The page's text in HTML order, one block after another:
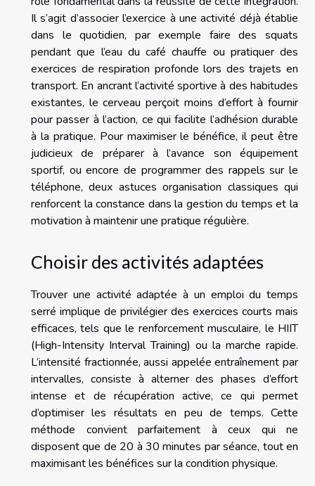
Il s’agit d’associer l’exercice à une activité déjà établie
dans le quotidien, par exemple faire des squats
pendant que l’eau du café chauffe ou pratiquer des
exercices de respiration profonde lors des trajets en
transport. En ancrant l’activité sportive à des habitudes
existantes, le cerveau perçoit moins d’effort à fournir
pour passer à l’action, ce qui facilite l’adhésion durable
à la pratique. Pour maximiser le bénéfice, il peut être
judicieux de préparer à l’avance son équipement
sportif, ou encore de programmer des rappels sur le
téléphone, deux astuces organisation classiques qui
renforcent la constance dans la gestion du temps et la
motivation à maintenir une pratique régulière.
Choisir des activités adaptées
Trouver une activité adaptée à un emploi du temps
serré implique de privilégier des exercices courts mais
efficaces, tels que le renforcement musculaire, le HIIT
(High-Intensity Interval Training) ou la marche rapide.
L’intensité fractionnée, aussi appelée entraînement par
intervalles, consiste à alterner des phases d’effort
intense et de récupération active, ce qui permet
d’optimiser les résultats en peu de temps. Cette
méthode convient parfaitement à ceux qui ne
disposent que de 20 à 30 minutes par séance, tout en
maximisant les bénéfices sur la condition physique.